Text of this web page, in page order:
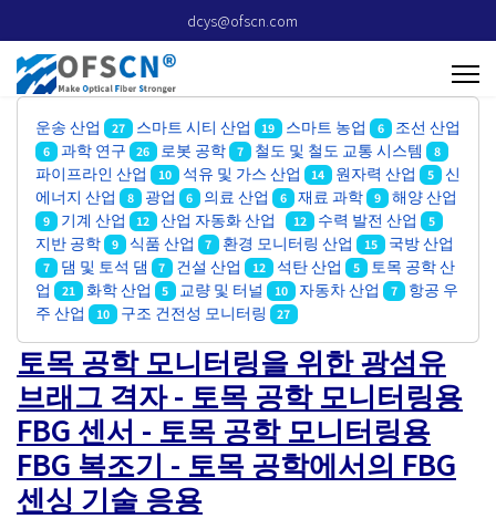
dcys@ofscn.com
운송 산업 27 스마트 시티 산업 19 스마트 농업 6 조선 산업
6 과학 연구 26 로봇 공학 7 철도 및 철도 교통 시스템 8
파이프라인 산업 10 석유 및 가스 산업 14 원자력 산업 5
신
에너지 산업
8 광업 6 의료 산업 6 재료 과학 9 해양 산업
9 기계 산업 12 산업 자동화 산업 12 수력 발전 산업 5
지반 공학 9 식품 산업 7 환경 모니터링 산업 15 국방 산업
7 댐 및 토석 댐 7 건설 산업 12 석탄 산업 5
토목 공학 산
업
21 화학 산업 5 교량 및 터널 10 자동차 산업 7
항공 우
주 산업
10 구조 건전성 모니터링 27
토목 공학 모니터링을 위한 광섬유
브래그 격자 - 토목 공학 모니터링용
FBG 센서 - 토목 공학 모니터링용
FBG 복조기 - 토목 공학에서의 FBG
센싱 기술 응용